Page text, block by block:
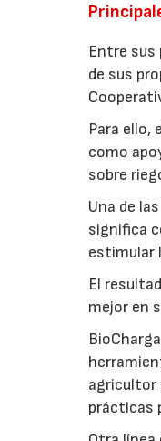
Entre sus
de sus
Para ello,
como
sobre
Una de
significa
estimular
El
mejor en
agricultor
prácticas